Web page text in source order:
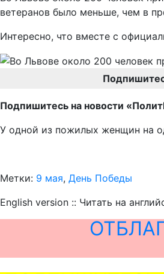
ветеранов было меньше, чем в
Интересно, что вместе с
Подпишитесь на новости
У одной из пожилых женщин на
Метки: 9 мая, День Победы
English version :: Читать на